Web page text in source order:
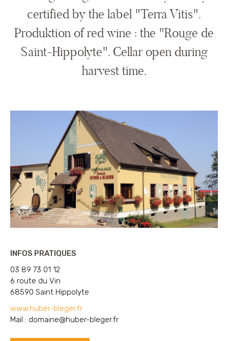
certified by the label "Terra Vitis".
Produktion of red wine : the "Rouge de
Saint-Hippolyte". Cellar open during
harvest time.
INFOS PRATIQUES
03 89 73 01 12
6 route du Vin
68590 Saint Hippolyte
www.huber-bleger.fr
Mail : domaine@huber-bleger.fr